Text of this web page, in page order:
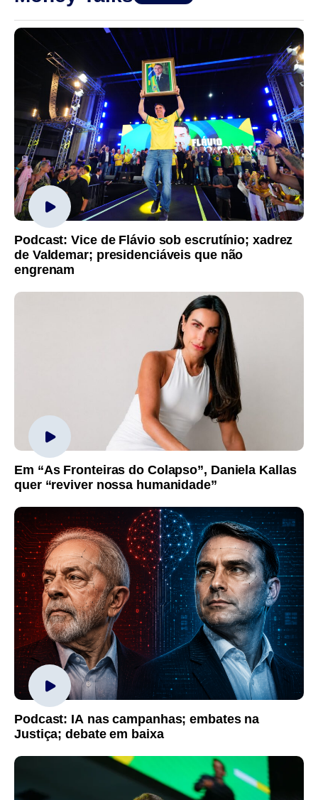
Podcast: Vice de Flávio sob escrutínio; xadrez
de Valdemar; presidenciáveis que não
engrenam
Em “As Fronteiras do Colapso”, Daniela Kallas
quer “reviver nossa humanidade”
Podcast: IA nas campanhas; embates na
Justiça; debate em baixa